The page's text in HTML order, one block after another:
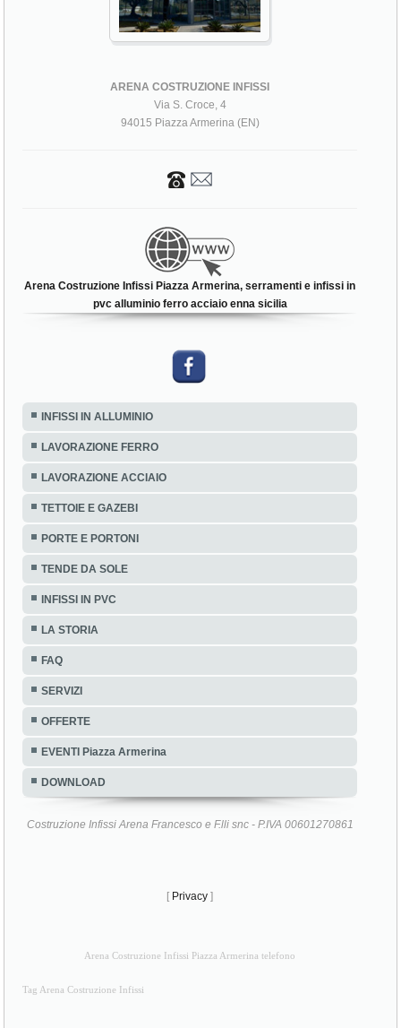
ARENA COSTRUZIONE INFISSI
Via S. Croce, 4
94015 Piazza Armerina (EN)
Arena Costruzione Infissi Piazza Armerina, serramenti e infissi in
pvc alluminio ferro acciaio enna sicilia
INFISSI IN ALLUMINIO
LAVORAZIONE FERRO
LAVORAZIONE ACCIAIO
TETTOIE E GAZEBI
PORTE E PORTONI
TENDE DA SOLE
INFISSI IN PVC
LA STORIA
FAQ
SERVIZI
OFFERTE
EVENTI Piazza Armerina
DOWNLOAD
Costruzione Infissi Arena Francesco e F.lli snc - P.IVA 00601270861
[ Privacy ]
Arena Costruzione Infissi Piazza Armerina telefono
Tag Arena Costruzione Infissi